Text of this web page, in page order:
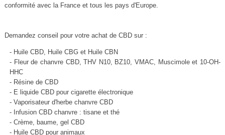
conformité avec la France et tous les pays d'Europe.
Demandez conseil pour votre achat de CBD sur :
- Huile CBD, Huile CBG et Huile CBN
- Fleur de chanvre CBD, THV N10, BZ10, VMAC, Muscimole et 10-OH-
HHC
- Résine de CBD
- E liquide CBD pour cigarette électronique
- Vaporisateur d'herbe chanvre CBD
- Infusion CBD chanvre : tisane et thé
- Crème, baume, gel CBD
- Huile CBD pour animaux